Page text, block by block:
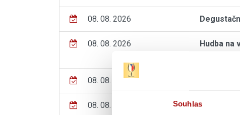
Souhlas
08. 08. 2026
08. 08. 2026 Hudba na
08. 08. 2026
08. 08. 2026 Blatnické